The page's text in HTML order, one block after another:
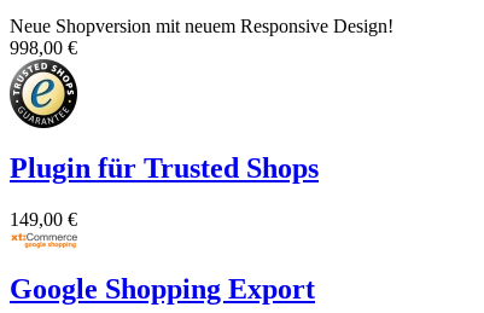
Neue Shopversion mit neuem Responsive Design!
998,00 €
Plugin für Trusted Shops
149,00 €
Google Shopping Export